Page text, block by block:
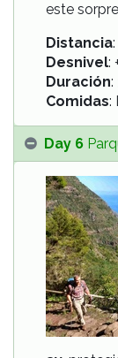
este
Distancia
Desnivel:
Duración:
Comidas:
Day 6